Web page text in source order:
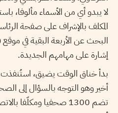
لا يبدو أي من الأسماء مألوفا،
المكلف بالإشراف على صفحة
البحث عن الأربعة البقية في
إشارة على مهامهم الجديدة.
بدأ خناق الوقت يضيق،
أخير وهو التوجه بالسؤال إلى
تضم 1300 صحفيا